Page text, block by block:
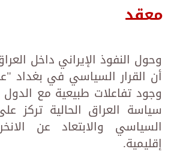
معقد
وحول النفوذ الإيراني داخل
أن القرار السياسي في بغداد
وجود تفاعلات طبيعية مع الدول
سياسة العراق الحالية تركز
السياسي والابتعاد عن
إقليمية.